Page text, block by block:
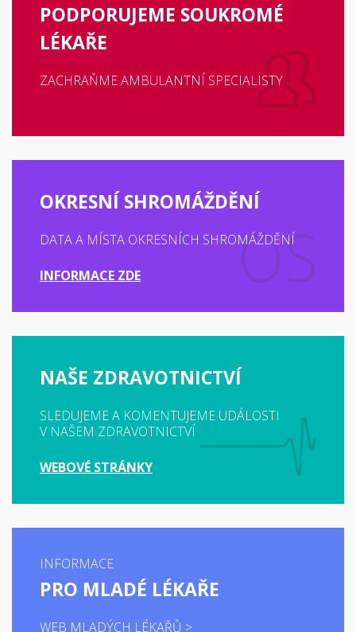
PODPORUJEME SOUKROMÉ
LÉKAŘE
ZACHRAŇME AMBULANTNÍ SPECIALISTY
OKRESNÍ SHROMÁŽDĚNÍ
DATA A MÍSTA OKRESNÍCH SHROMÁŽDĚNÍ
INFORMACE ZDE
NAŠE ZDRAVOTNICTVÍ
SLEDUJEME A KOMENTUJEME UDÁLOSTI
V NAŠEM ZDRAVOTNICTVÍ
WEBOVÉ STRÁNKY
INFORMACE
PRO MLADÉ LÉKAŘE
WEB MLADÝCH LÉKAŘŮ